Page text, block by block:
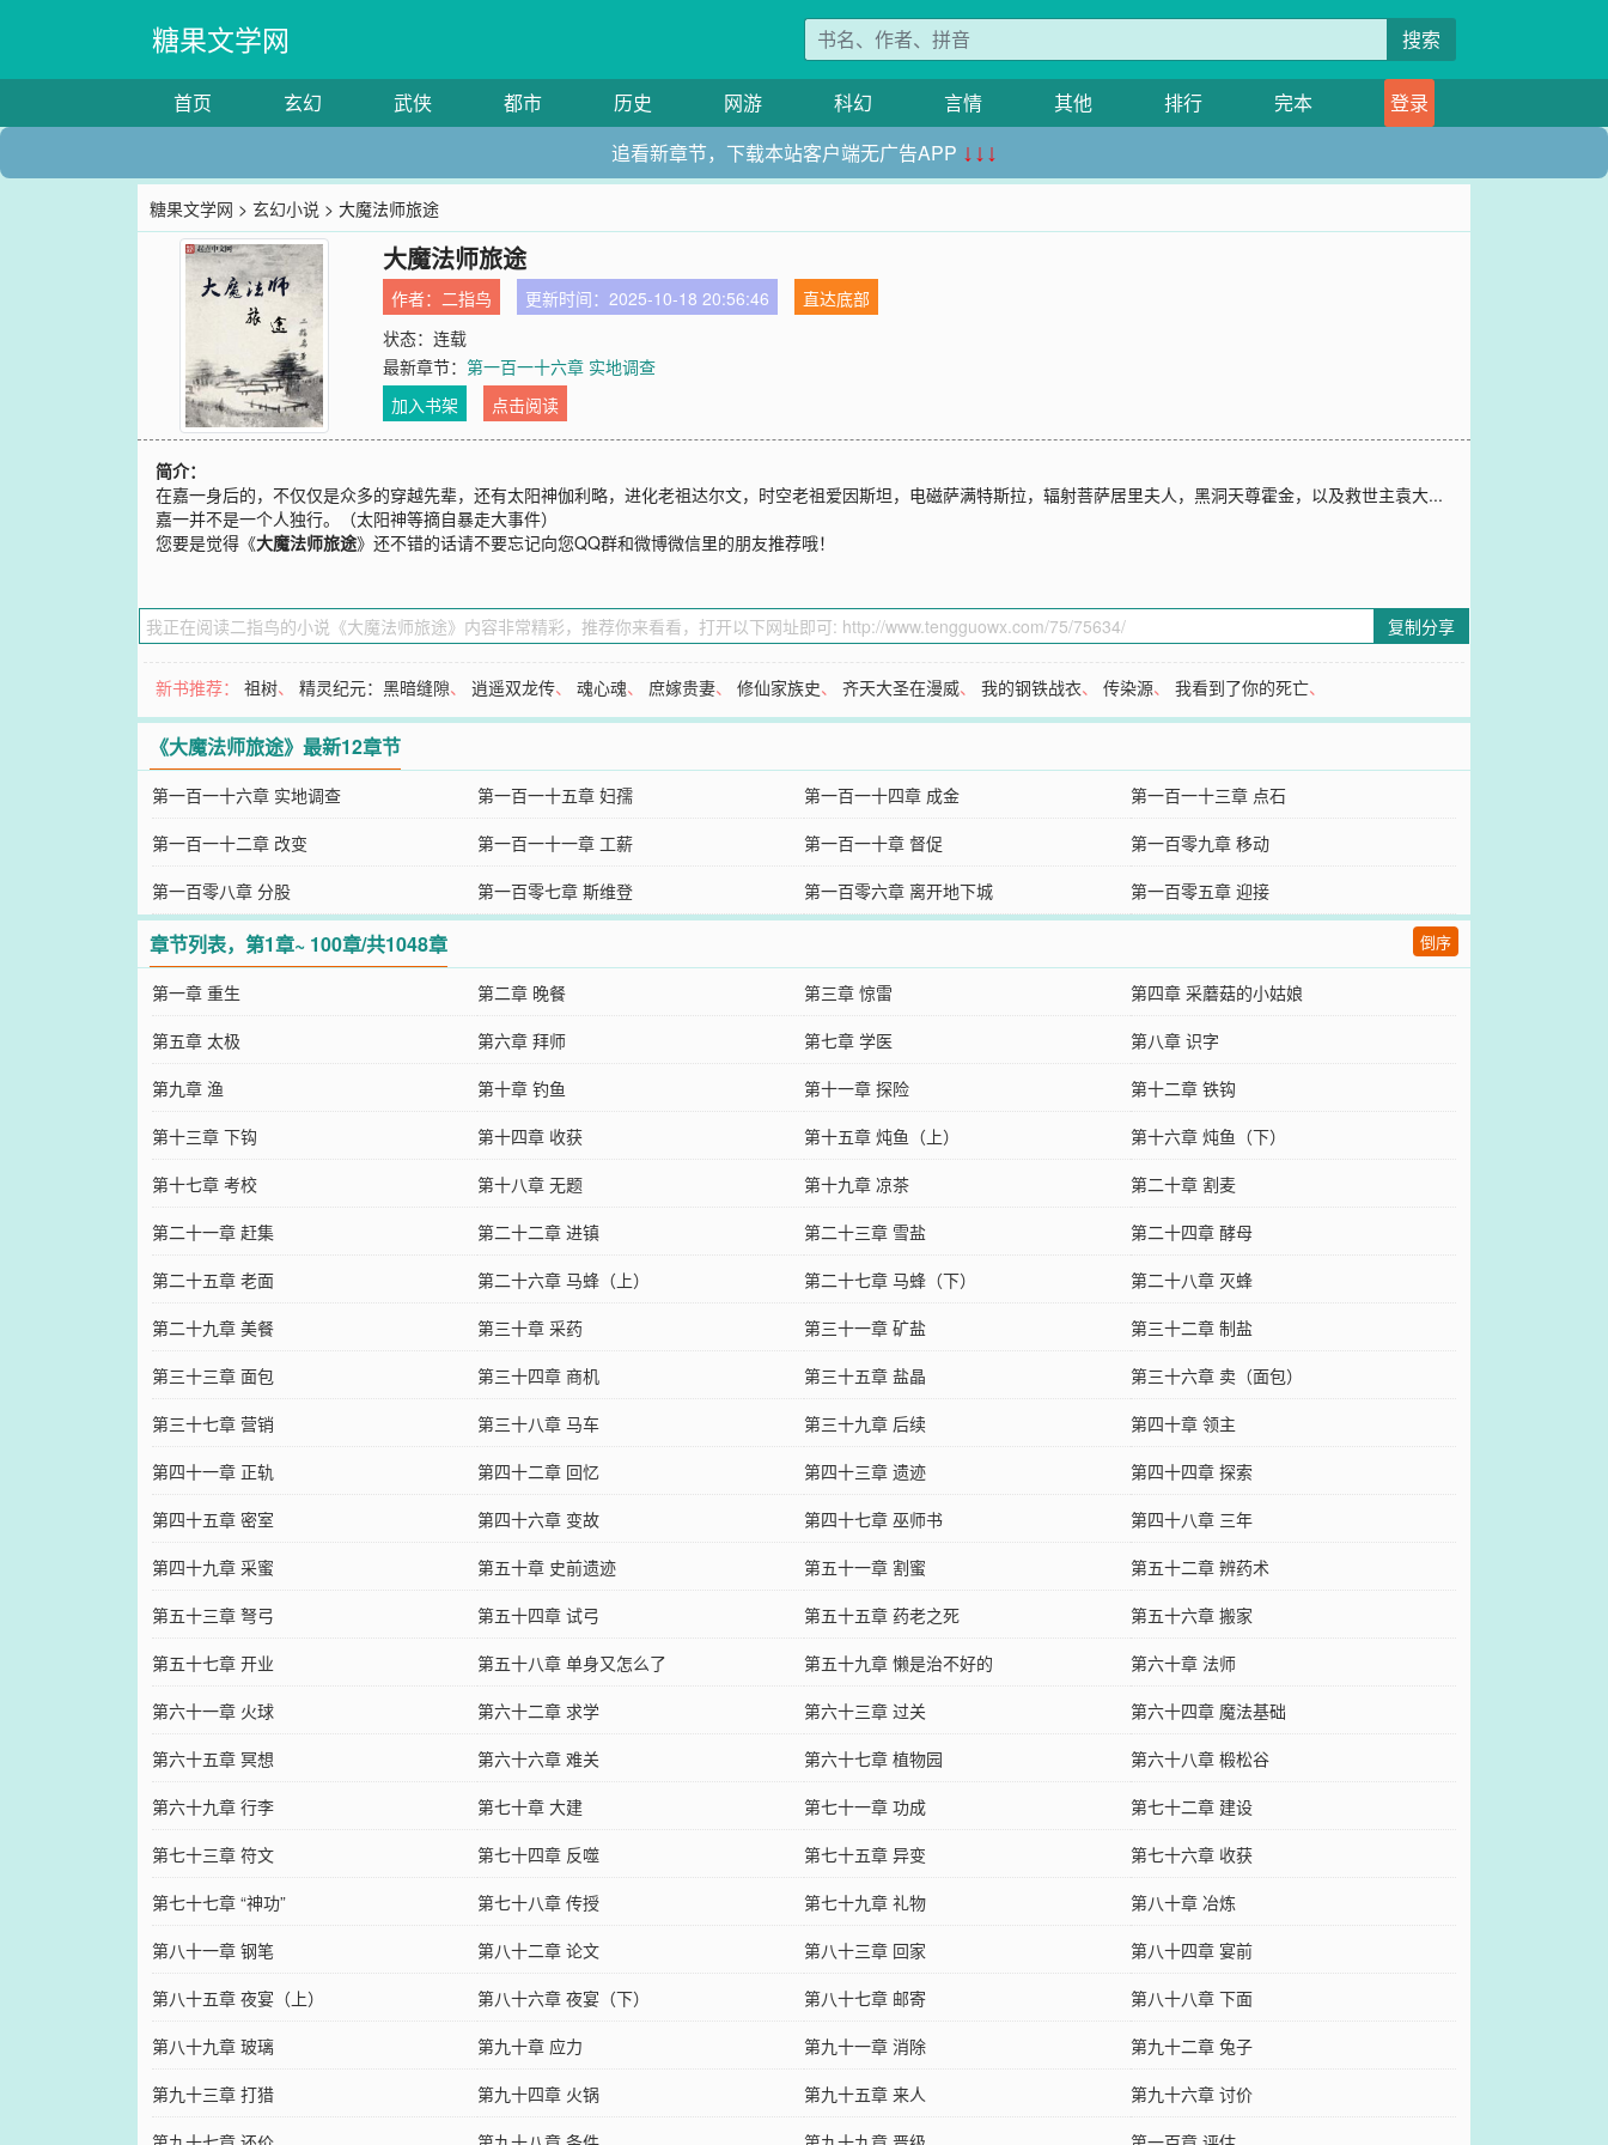
糖果文学网 搜索
首页 玄幻 武侠 都市 历史 网游 科幻 言情 其他 排行 完本
登录
追看新章节，下载本站客户端无广告APP ↓↓↓
糖果文学网 >玄幻小说 > 大魔法师旅途
大魔法师旅途
作者：二指鸟 更新时间：2025-10-18 20:56:46
直达底部
状态：连载
最新章节：第一百一十六章 实地调查
加入书架
点击阅读
简介：
在嘉一身后的，不仅仅是众多的穿越先辈，还有太阳神伽利略，进化老祖达尔文，时空老祖爱因斯坦，电磁萨满特斯拉，辐射菩萨居里夫人，黑洞天尊霍金，以及救世主袁大...
嘉一并不是一个人独行。（太阳神等摘自暴走大事件）
您要是觉得《大魔法师旅途》还不错的话请不要忘记向您QQ群和微博微信里的朋友推荐哦！
复制分享
新书推荐：祖树、精灵纪元：黑暗缝隙、逍遥双龙传、魂心魂、 庶嫁贵妻、修仙家族史、齐天大圣在漫威、我的钢铁战衣、传染源、我看到了你的死亡、
《大魔法师旅途》最新12章节
第一百一十六章 实地调查 第一百一十五章 妇孺 第一百一十四章 成金
第一百一十三章 点石
第一百一十二章 改变
第一百一十一章 工薪 第一百一十章 督促
第一百零九章 移动
第一百零八章 分股
第一百零七章 斯维登 第一百零六章 离开地下城 第一百零五章 迎接
章节列表，第1章~ 100章/共1048章 倒序
第一章 重生 第二章 晚餐 第三章 惊雷
第四章 采蘑菇的小姑娘
第五章 太极
第六章 拜师 第七章 学医
第八章 识字
第九章 渔
第十章 钓鱼 第十一章 探险
第十二章 铁钩
第十三章 下钩
第十四章 收获 第十五章 炖鱼（上）
第十六章 炖鱼（下）
第十七章 考校
第十八章 无题 第十九章 凉茶
第二十章 割麦
第二十一章 赶集
第二十二章 进镇 第二十三章 雪盐
第二十四章 酵母
第二十五章 老面
第二十六章 马蜂（上） 第二十七章 马蜂（下）
第二十八章 灭蜂
第二十九章 美餐
第三十章 采药 第三十一章 矿盐
第三十二章 制盐
第三十三章 面包
第三十四章 商机 第三十五章 盐晶
第三十六章 卖（面包）
第三十七章 营销
第三十八章 马车 第三十九章 后续
第四十章 领主
第四十一章 正轨
第四十二章 回忆 第四十三章 遗迹
第四十四章 探索
第四十五章 密室
第四十六章 变故 第四十七章 巫师书
第四十八章 三年
第四十九章 采蜜
第五十章 史前遗迹 第五十一章 割蜜
第五十二章 辨药术
第五十三章 弩弓
第五十四章 试弓 第五十五章 药老之死
第五十六章 搬家
第五十七章 开业
第五十八章 单身又怎么了 第五十九章 懒是治不好的
第六十章 法师
第六十一章 火球
第六十二章 求学 第六十三章 过关
第六十四章 魔法基础
第六十五章 冥想
第六十六章 难关 第六十七章 植物园
第六十八章 椴松谷
第六十九章 行李
第七十章 大建 第七十一章 功成
第七十二章 建设
第七十三章 符文
第七十四章 反噬 第七十五章 异变
第七十六章 收获
第七十七章 “神功”
第七十八章 传授 第七十九章 礼物
第八十章 冶炼
第八十一章 钢笔
第八十二章 论文 第八十三章 回家
第八十四章 宴前
第八十五章 夜宴（上）
第八十六章 夜宴（下） 第八十七章 邮寄
第八十八章 下面
第八十九章 玻璃
第九十章 应力 第九十一章 消除
第九十二章 兔子
第九十三章 打猎
第九十四章 火锅 第九十五章 来人
第九十六章 讨价